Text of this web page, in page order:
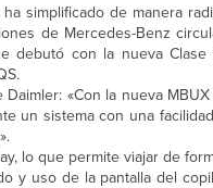
simplificado de manera
de Mercedes-Benz
debutó con la nueva
«Con la nueva
un sistema con una
lo que permite viajar de
y uso de la pantalla del